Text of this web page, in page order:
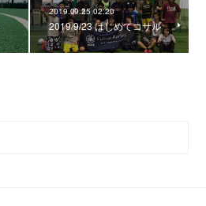
2019.09.25 02:20
2019/9/23 はじめてコサル